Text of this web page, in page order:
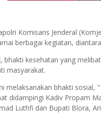
Komisaris Jenderal
berbagai kegiatan,
bhakti kesehatan yang
masyarakat.
melaksanakan bhakti sosial,
didampingi Kadiv Propam
Luthfi dan Bupati Blora,